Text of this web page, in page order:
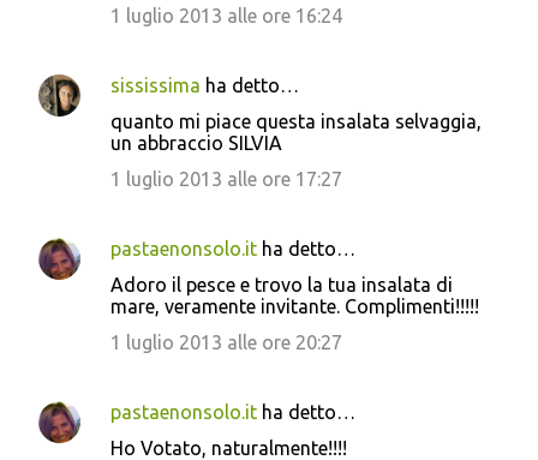
1 luglio 2013 alle ore 16:24
sississima ha detto…
quanto mi piace questa insalata selvaggia,
un abbraccio SILVIA
1 luglio 2013 alle ore 17:27
pastaenonsolo.it ha detto…
Adoro il pesce e trovo la tua insalata di
mare, veramente invitante. Complimenti!!!!!
1 luglio 2013 alle ore 20:27
pastaenonsolo.it ha detto…
Ho Votato, naturalmente!!!!